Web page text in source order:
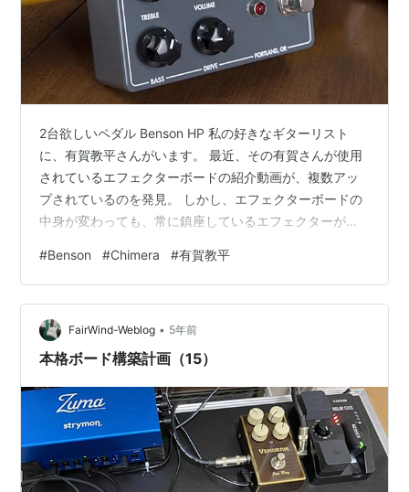
2台欲しいペダル Benson HP 私の好きなギターリスト
に、有賀教平さんがいます。 最近、その有賀さんが使用
されているエフェクターボードの紹介動画が、複数アッ
プされているのを発見。 しかし、エフェクターボードの
中身が変わっても、常に鎮座しているエフェクターがあ
前から販売されていたようですが、私は全くその存在を
知りませんでした。 www.youtube.com Preampと名前
はついているものの、実質はオーバードライブ。 実は、
Bensonで人気のチューブアンプChimera 30Wの回路をベ
ースに開発したペダルのため、Pre…
#Benson #Chimera #有賀教平
FairWind-Weblog • 5年前
本格ボード構築計画（15）